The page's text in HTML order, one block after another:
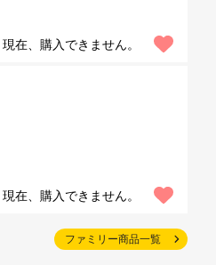
現在、購入できません。
現在、購入できません。
ファミリー商品一覧